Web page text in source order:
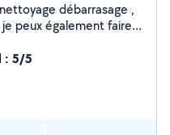
débarrasage ,
peux également faire
: 5/5